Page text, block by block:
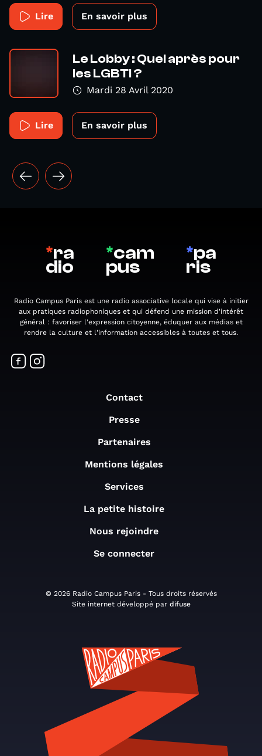
Lire En savoir plus
Le Lobby : Quel après pour
les LGBTI ?
Mardi 28 Avril 2020
Lire En savoir plus
*ra
dio
*cam
pus
*pa
ris
Radio Campus Paris est une radio associative locale qui vise à initier
aux pratiques radiophoniques et qui défend une mission d'intérêt
général : favoriser l'expression citoyenne, éduquer aux médias et
rendre la culture et l'information accessibles à toutes et tous.
Contact
Presse
Partenaires
Mentions légales
Services
La petite histoire
Nous rejoindre
Se connecter
© 2026 Radio Campus Paris - Tous droits réservés
Site internet développé par difuse